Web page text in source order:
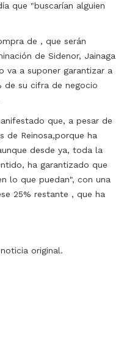
que "buscarían alguien
de , que serán
de Sidenor, Jainaga
va a suponer garantizar a
de su cifra de negocio
que, a pesar de
de Reinosa,porque ha
desde ya, toda la
ha garantizado que
lo que puedan", con una
25% restante , que ha
original.